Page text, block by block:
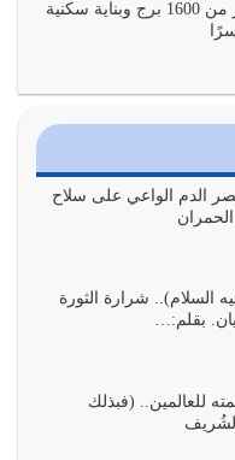
أخرجت للناس بالنهوض
وأهوائنا
غزة: تدمير كامل لأكثر من 1600 برج وبناية سكنية
الدم الواعي على سلاح
الحمران
السلام).. شرارة الثورة
بقلم:…
للعالمين.. (فبذلك